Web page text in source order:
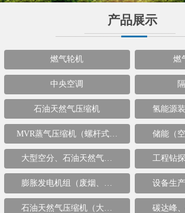
产品展示
燃气轮机 燃
中央空调
石油天然气压缩机 氢能源
MVR蒸气压缩机（螺杆式… 储能（
大型空分、石油天然气… 工程钻
膨胀发电机组（废烟、… 设备生
石油天然气压缩机（大… 碳达峰